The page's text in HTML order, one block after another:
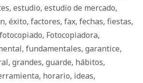
, estudio, estudio de mercado,
, éxito, factores, fax, fechas, fiestas,
fotocopiado, Fotocopiadora,
, fundamentales, garantice,
, grandes, guarde, há­bi­tos,
, horario, ideas,